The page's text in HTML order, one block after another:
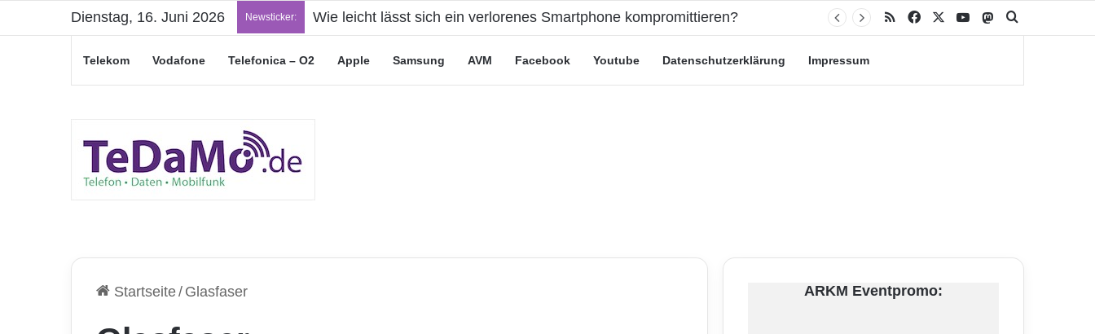
Dienstag, 16. Juni 2026 Newsticker: „Junge Leute“-Tarife: Marketing-Trick oder echte Vorteile? RSS Facebook YouTubeMastodon
Telekom Vodafone Telefonica – O2 Apple Samsung AVM Facebook Youtube Datenschutzerklärung Impressum
Startseite/ Glasfaser ARKM Eventpromo: